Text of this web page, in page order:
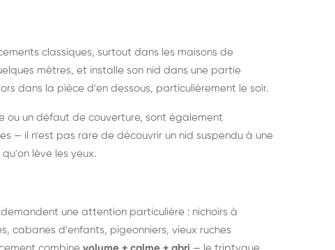
classiques, surtout dans les maisons de
mètres, et installe son nid dans une partie
dans la pièce d'en dessous, particulièrement le soir.
ou un défaut de couverture, sont également
— il n'est pas rare de découvrir un nid suspendu à une
lève les yeux.
une attention particulière : nichoirs à
cabanes d'enfants, pigeonniers, vieux ruches